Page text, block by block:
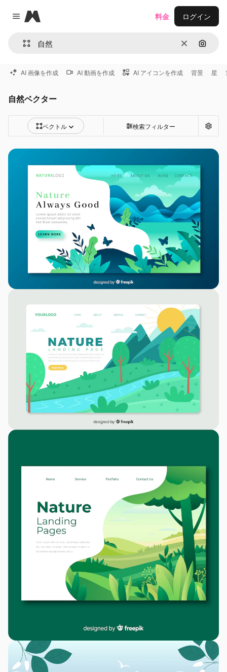
Close menu
Magnific
消去 画像で
料金 ログイン
AI 画像を作成 AI 動画を作成 AI アイコンを作成 背景 星
自然ベクター
ベクトル 検索フィルター